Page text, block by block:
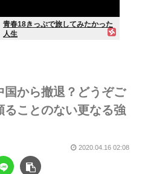
青春18きっぷで旅してみたかった
人生
国から撤退？どうぞご
ることのない更なる強
2020.04.16 02:08